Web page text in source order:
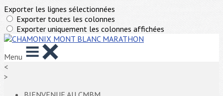
Exporter les lignes sélectionnées
Exporter toutes les colonnes
Exporter uniquement les colonnes affichées
Menu
<
>